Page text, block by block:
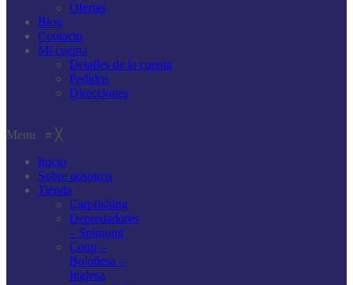
Ofertas
Blog
Contacto
Mi cuenta
Detalles de la cuenta
Pedidos
Direcciones
Menu ≡ ╳
Inicio
Sobre nosotros
Tienda
Carpfishing
Depredadores
– Spinning
Coup –
Boloñesa –
Inglesa